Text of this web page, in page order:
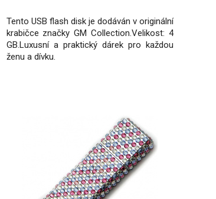
Tento USB flash disk je dodáván v originální
krabičce značky GM Collection.Velikost: 4
GB.Luxusní a praktický dárek pro každou
ženu a dívku.